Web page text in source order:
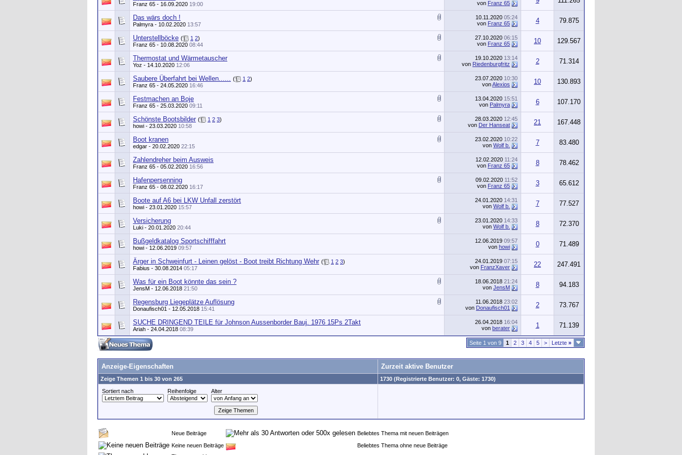
Franz 65 - 16.09.2020 19:00
von Franz 65
Das wärs doch !
Palmyra - 10.02.2020 13:57
10.11.2020 05:24
von Franz 65 4 79.875
Unterstellböcke ( 1 2)
Franz 65 - 10.08.2020 08:44
27.10.2020 06:15
von Franz 65 10 129.567
Thermostat und Wärmetauscher
Yoz - 14.10.2020 12:06
19.10.2020 13:14
von Riedenburgfritz 2 71.314
Saubere Überfahrt bei Wellen...... ( 1 2)
Franz 65 - 24.05.2020 16:46
23.07.2020 10:30
vonAlexios 10 130.893
Festmachen an Boje
Franz 65 - 25.03.2020 09:11
13.04.2020 15:51
von Palmyra 6 107.170
Schönste Bootsbilder ( 1 2 3)
howi - 23.03.2020 10:58
28.03.2020 12:45
von Der Hanseat 21 167.448
Boot kranen
edgar - 20.02.2020 22:15
23.02.2020 10:22
von Wolf b. 7 83.480
Zahlendreher beim Ausweis
Franz 65 - 05.02.2020 16:56
12.02.2020 11:24
von Franz 65 8 78.462
Hafenpersenning
Franz 65 - 08.02.2020 16:17
09.02.2020 11:52
von Franz 65 3 65.612
Boote auf A6 bei LKW Unfall zerstört
howi - 23.01.2020 15:57
24.01.2020 14:31
von Wolf b. 7 77.527
Versicherung
Luki - 20.01.2020 20:44
23.01.2020 14:33
von Wolf b. 8 72.370
Bußgeldkatalog Sportschifffahrt
howi - 12.06.2019 09:57
12.06.2019 09:57
von howi 0 71.489
Ärger in Schweinfurt - Leinen gelöst - Boot treibt Richtung Wehr ( 1 2 3)
Fabius - 30.08.2014 05:17
24.01.2019 07:15
von FranzXaver 22 247.491
Was für ein Boot könnte das sein ?
JensM - 12.06.2018 21:50
18.06.2018 21:24
von JensM 8 94.183
Regensburg Liegeplätze Auflösung
Donaufisch01 - 12.05.2018 15:41
11.06.2018 23:02
von Donaufisch01 2 73.767
SUCHE DRINGEND TEILE für Johnson Aussenborder Bauj. 1976 15Ps 2Takt
Ariah - 24.04.2018 08:39
26.04.2018 16:04
von berater 1 71.139
Seite 1 von 9 1 2 3 4 5 > Letzte »
Anzeige-Eigenschaften Zurzeit aktive Benutzer
Zeige Themen 1 bis 30 von 265
1730 (Registrierte Benutzer: 0, Gäste: 1730)
Sortiert nach
Reihenfolge Alter
Neue Beiträge
Beliebtes Thema mit neuen Beiträgen
Keine neuen Beiträge
Beliebtes Thema ohne neue Beiträge